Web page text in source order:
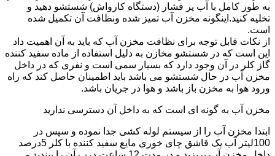
به طور کامل با آب پر فشار (دستگاه کارواش) شستشو دهید و
تخلیه کنید.اینگونه مخزن آب تمیز شده ونظافت آن تکمیل شده
است.
از نکات قابل توجه برای نظافت مخزن آب که باید به آن اهمیت داد
این است که در شستشو مخازن به دلیل استفاده از ماده سفید کننده
گاز کلر در آن وجود دارد که بسیار سمی است و نفری که در داخل
مخزن آب در حال شستشو می باشد باید اطمینان حاصل کند که راه
ورود هوا به مخزن باز باشد و هوا در جریان باشد.
مخزن آب به گونه ای است که به داخل آن دسترسی ندارید
ابتدا مخزن آب را از سیستم لوله کشی جدا نموده و سپس در
100لیتر آب یک قاشق چای خوری مایع سفید کننده با کلر 5درصد